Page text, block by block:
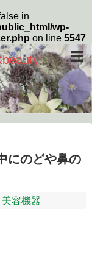
in
wp-
on line 5547
らあなたは何をし
た生活していま
にのどや鼻の
美容機器